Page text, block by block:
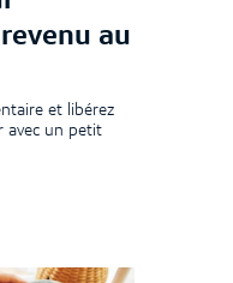
au
et libérez
avec un petit